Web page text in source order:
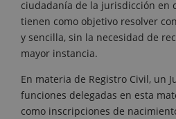
ciudadanía de la jurisdicción en
tienen como objetivo resolver
y sencilla, sin la necesidad de
mayor instancia.
En materia de Registro Civil, un
funciones delegadas en esta
como inscripciones de